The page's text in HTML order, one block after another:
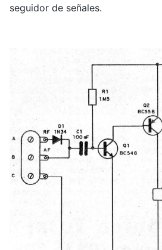
seguidor de señales.